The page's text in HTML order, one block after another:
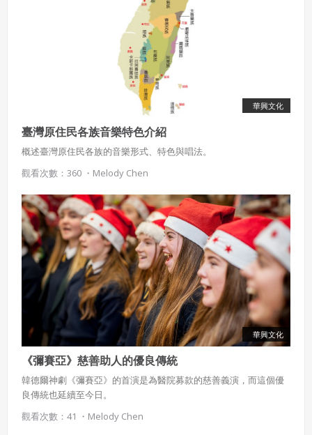
華興文化
臺灣原住民各族音樂特色介紹
概述臺灣原住民各族的音樂形式、特色與唱法。
觀看次數：360 ・ Melody Chen
華興文化
《彌賽亞》慈善助人的優良傳統
韓德爾神劇《彌賽亞》的首演是為醫院募款的慈善義演，而這個優
良傳統也延續至今日。
觀看次數：41 ・ Melody Chen